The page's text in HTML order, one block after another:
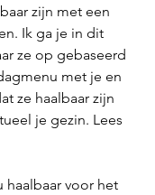
zijn met een
Ik ga je in dit
ze op gebaseerd
met je en
ze haalbaar zijn
je gezin. Lees
haalbaar voor het